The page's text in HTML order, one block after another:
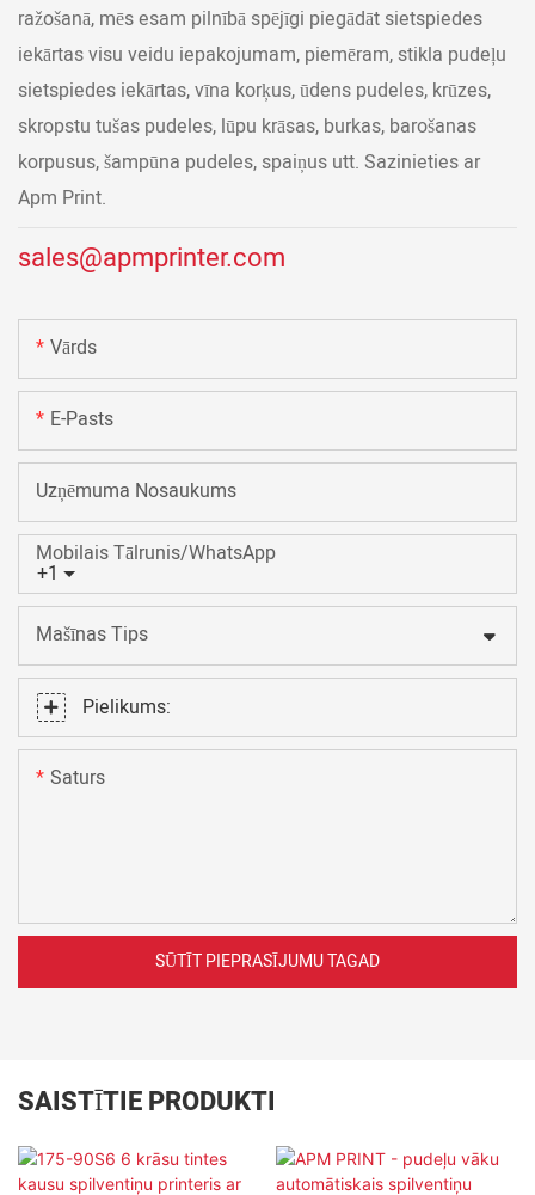
ražošanā, mēs esam pilnībā spējīgi piegādāt sietspiedes
iekārtas visu veidu iepakojumam, piemēram, stikla pudeļu
sietspiedes iekārtas, vīna korķus, ūdens pudeles, krūzes,
skropstu tušas pudeles, lūpu krāsas, burkas, barošanas
korpusus, šampūna pudeles, spaiņus utt. Sazinieties ar
Apm Print.
sales@apmprinter.com
Vārds
E-Pasts
Uzņēmuma Nosaukums
+1
Mobilais Tālrunis/WhatsApp
Mašīnas Tips
Pielikums:
Saturs
SŪTĪT PIEPRASĪJUMU TAGAD
SAISTĪTIE PRODUKTI